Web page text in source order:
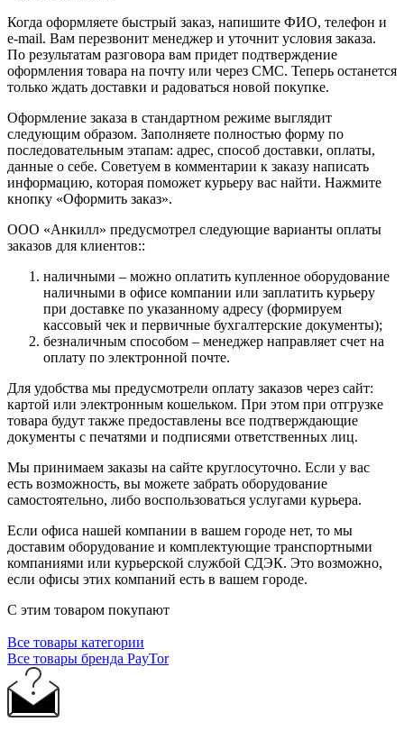
Когда оформляете быстрый заказ, напишите ФИО, телефон и
e-mail. Вам перезвонит менеджер и уточнит условия заказа.
По результатам разговора вам придет подтверждение
оформления товара на почту или через СМС. Теперь останется
только ждать доставки и радоваться новой покупке.
Оформление заказа в стандартном режиме выглядит
следующим образом. Заполняете полностью форму по
последовательным этапам: адрес, способ доставки, оплаты,
данные о себе. Советуем в комментарии к заказу написать
информацию, которая поможет курьеру вас найти. Нажмите
кнопку «Оформить заказ».
ООО «Анкилл» предусмотрел следующие варианты оплаты
заказов для клиентов::
наличными – можно оплатить купленное оборудование
наличными в офисе компании или заплатить курьеру
при доставке по указанному адресу (формируем
кассовый чек и первичные бухгалтерские документы);
безналичным способом – менеджер направляет счет на
оплату по электронной почте.
Для удобства мы предусмотрели оплату заказов через сайт:
картой или электронным кошельком. При этом при отгрузке
товара будут также предоставлены все подтверждающие
документы с печатями и подписями ответственных лиц.
Мы принимаем заказы на сайте круглосуточно. Если у вас
есть возможность, вы можете забрать оборудование
самостоятельно, либо воспользоваться услугами курьера.
Если офиса нашей компании в вашем городе нет, то мы
доставим оборудование и комплектующие транспортными
компаниями или курьерской службой СДЭК. Это возможно,
если офисы этих компаний есть в вашем городе.
С этим товаром покупают
Все товары категории
Все товары бренда PayTor